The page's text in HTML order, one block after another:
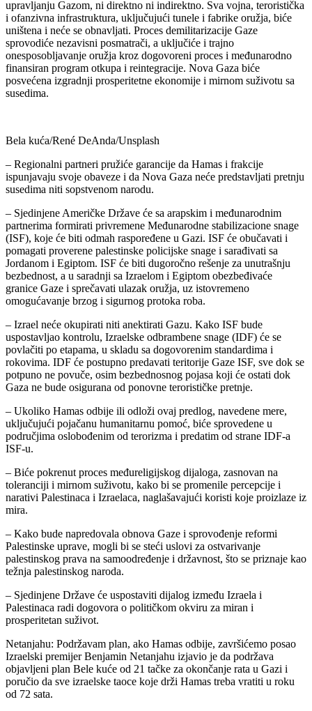
upravljanju Gazom, ni direktno ni indirektno. Sva vojna, teroristička
i ofanzivna infrastruktura, uključujući tunele i fabrike oružja, biće
uništena i neće se obnavljati. Proces demilitarizacije Gaze
sprovodiće nezavisni posmatrači, a uključiće i trajno
onesposobljavanje oružja kroz dogovoreni proces i međunarodno
finansiran program otkupa i reintegracije. Nova Gaza biće
posvećena izgradnji prosperitetne ekonomije i mirnom suživotu sa
susedima.
Bela kuća/René DeAnda/Unsplash
– Regionalni partneri pružiće garancije da Hamas i frakcije
ispunjavaju svoje obaveze i da Nova Gaza neće predstavljati pretnju
susedima niti sopstvenom narodu.
– Sjedinjene Američke Države će sa arapskim i međunarodnim
partnerima formirati privremene Međunarodne stabilizacione snage
(ISF), koje će biti odmah raspoređene u Gazi. ISF će obučavati i
pomagati proverene palestinske policijske snage i sarađivati sa
Jordanom i Egiptom. ISF će biti dugoročno rešenje za unutrašnju
bezbednost, a u saradnji sa Izraelom i Egiptom obezbeđivaće
granice Gaze i sprečavati ulazak oružja, uz istovremeno
omogućavanje brzog i sigurnog protoka roba.
– Izrael neće okupirati niti anektirati Gazu. Kako ISF bude
uspostavljao kontrolu, Izraelske odbrambene snage (IDF) će se
povlačiti po etapama, u skladu sa dogovorenim standardima i
rokovima. IDF će postupno predavati teritorije Gaze ISF, sve dok se
potpuno ne povuče, osim bezbednosnog pojasa koji će ostati dok
Gaza ne bude osigurana od ponovne terorističke pretnje.
– Ukoliko Hamas odbije ili odloži ovaj predlog, navedene mere,
uključujući pojačanu humanitarnu pomoć, biće sprovedene u
područjima oslobođenim od terorizma i predatim od strane IDF-a
ISF-u.
– Biće pokrenut proces međureligijskog dijaloga, zasnovan na
toleranciji i mirnom suživotu, kako bi se promenile percepcije i
narativi Palestinaca i Izraelaca, naglašavajući koristi koje proizlaze iz
mira.
– Kako bude napredovala obnova Gaze i sprovođenje reformi
Palestinske uprave, mogli bi se steći uslovi za ostvarivanje
palestinskog prava na samoodređenje i državnost, što se priznaje kao
težnja palestinskog naroda.
– Sjedinjene Države će uspostaviti dijalog između Izraela i
Palestinaca radi dogovora o političkom okviru za miran i
prosperitetan suživot.
Netanjahu: Podržavam plan, ako Hamas odbije, završićemo posao
Izraelski premijer Benjamin Netanjahu izjavio je da podržava
objavljeni plan Bele kuće od 21 tačke za okončanje rata u Gazi i
poručio da sve izraelske taoce koje drži Hamas treba vratiti u roku
od 72 sata.